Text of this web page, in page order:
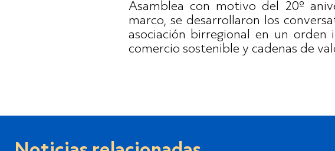
Asamblea con motivo del 20º
marco, se desarrollaron los
asociación birregional en un orden
comercio sostenible y cadenas de